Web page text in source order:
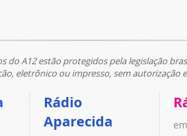
do A12 estão protegidos pela legislação
eletrônico ou impresso, sem autorização
Rádio
Aparecida